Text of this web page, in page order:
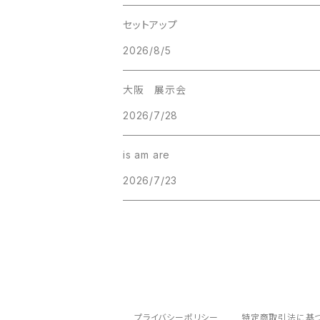
セットアップ
2026/8/5
大阪 展示会
2026/7/28
is am are
2026/7/23
プライバシーポリシー 特定商取引法に基